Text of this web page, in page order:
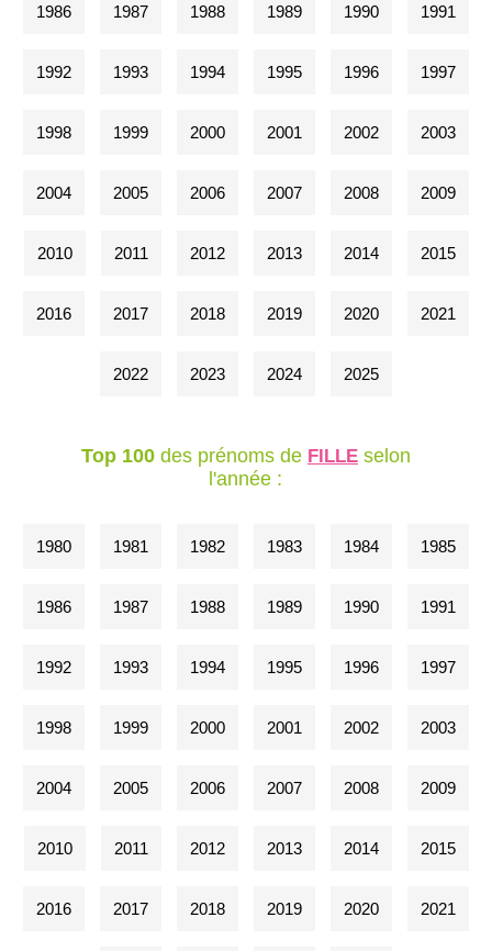
1986 1987 1988 1989 1990 1991
1992 1993 1994 1995 1996 1997
1998 1999 2000 2001 2002 2003
2004 2005 2006 2007 2008 2009
2010 2011 2012 2013 2014 2015
2016 2017 2018 2019 2020 2021
2022 2023 2024 2025
Top 100des prénoms de FILLEselon
l'année :
1980 1981 1982 1983 1984 1985
1986 1987 1988 1989 1990 1991
1992 1993 1994 1995 1996 1997
1998 1999 2000 2001 2002 2003
2004 2005 2006 2007 2008 2009
2010 2011 2012 2013 2014 2015
2016 2017 2018 2019 2020 2021